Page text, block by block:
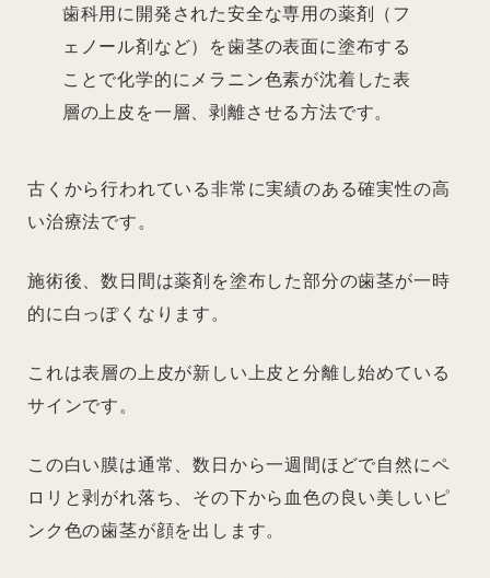
歯科用に開発された安全な専用の薬剤（フ
ェノール剤など）を歯茎の表面に塗布する
ことで化学的にメラニン色素が沈着した表
層の上皮を一層、剥離させる方法です。
古くから行われている非常に実績のある確実性の高
い治療法です。
施術後、数日間は薬剤を塗布した部分の歯茎が一時
的に白っぽくなります。
これは表層の上皮が新しい上皮と分離し始めている
サインです。
この白い膜は通常、数日から一週間ほどで自然にペ
ロリと剥がれ落ち、その下から血色の良い美しいピ
ンク色の歯茎が顔を出します。